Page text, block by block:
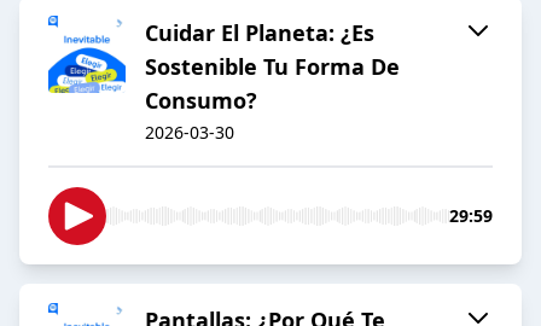
Cuidar El Planeta: ¿Es
Sostenible Tu Forma De
Consumo?
2026-03-30
29:59
Pantallas: ¿Por Qué Te